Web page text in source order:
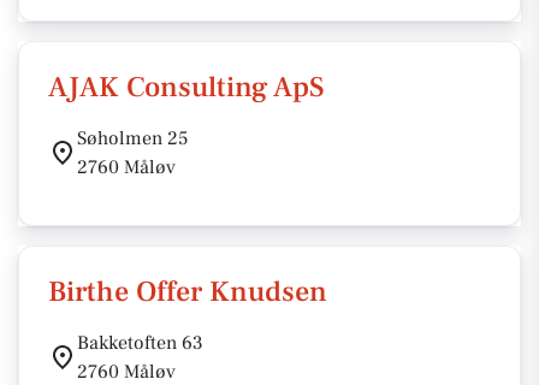
AJAK Consulting ApS
Søholmen 25
2760 Måløv
Birthe Offer Knudsen
Bakketoften 63
2760 Måløv